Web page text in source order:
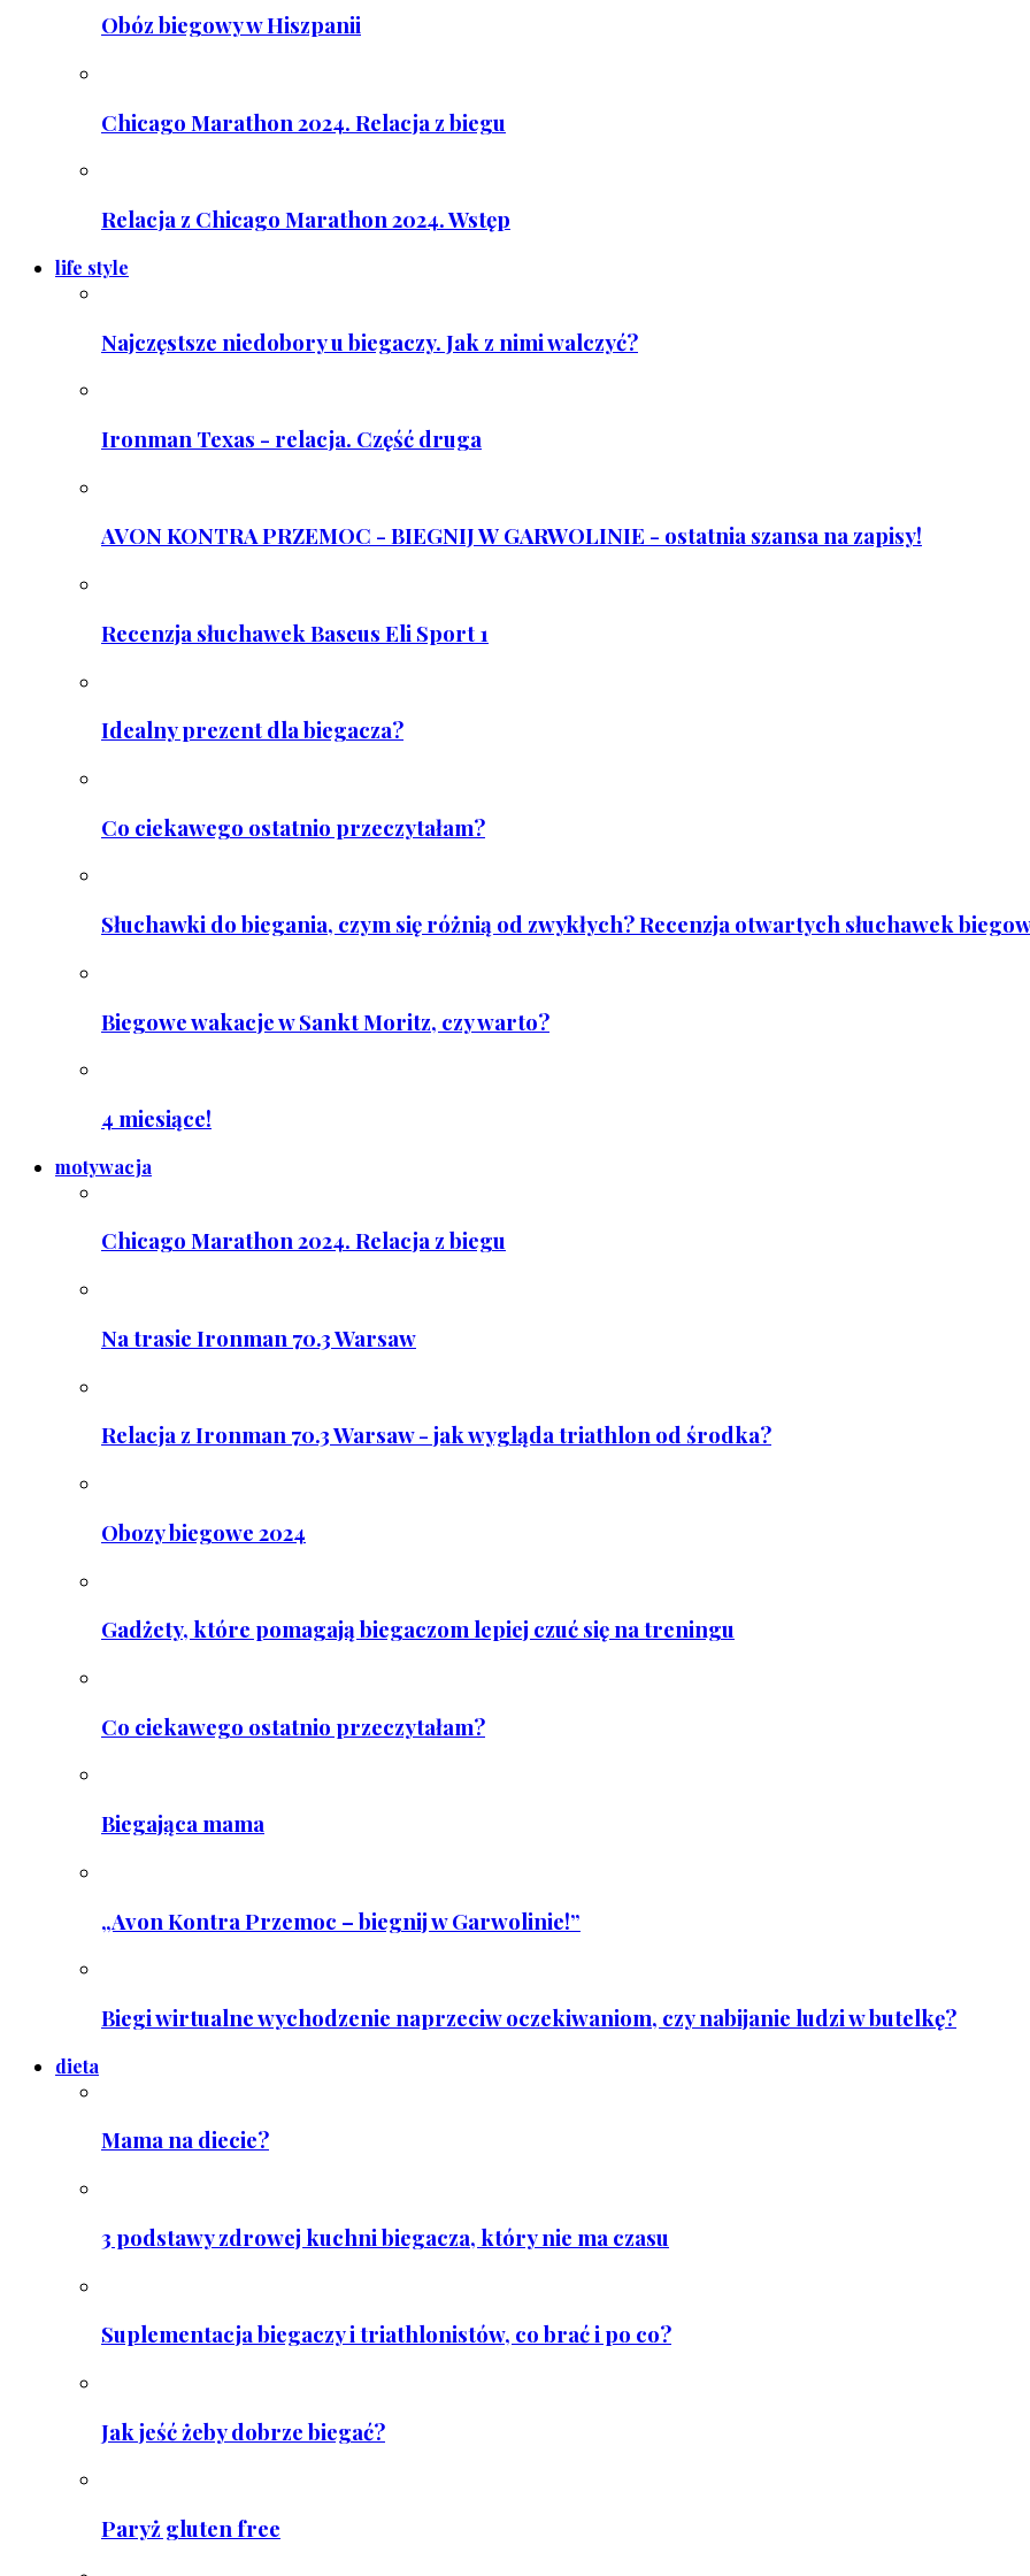
Obóz biegowy w Hiszpanii
Chicago Marathon 2024. Relacja z biegu
Relacja z Chicago Marathon 2024. Wstęp
life style
Najczęstsze niedobory u biegaczy. Jak z nimi walczyć?
Ironman Texas - relacja. Część druga
AVON KONTRA PRZEMOC - BIEGNIJ W GARWOLINIE - ostatnia szansa na zapisy!
Recenzja słuchawek Baseus Eli Sport 1
Idealny prezent dla biegacza?
Co ciekawego ostatnio przeczytałam?
Słuchawki do biegania, czym się różnią od zwykłych? Recenzja otwartych słuchawek
Biegowe wakacje w Sankt Moritz, czy warto?
4 miesiące!
motywacja
Chicago Marathon 2024. Relacja z biegu
Na trasie Ironman 70.3 Warsaw
Relacja z Ironman 70.3 Warsaw - jak wygląda triathlon od środka?
Obozy biegowe 2024
Gadżety, które pomagają biegaczom lepiej czuć się na treningu
Co ciekawego ostatnio przeczytałam?
Biegająca mama
„Avon Kontra Przemoc – biegnij w Garwolinie!”
Biegi wirtualne wychodzenie naprzeciw oczekiwaniom, czy nabijanie ludzi w butelkę?
dieta
Mama na diecie?
3 podstawy zdrowej kuchni biegacza, który nie ma czasu
Suplementacja biegaczy i triathlonistów, co brać i po co?
Jak jeść żeby dobrze biegać?
Paryż gluten free